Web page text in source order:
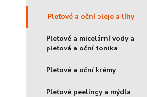
Pleťové a oční oleje a líhy
Pleťové a micelární vody a
pleťová a oční tonika
Pleťové a oční krémy
Pleťové peelingy a mýdla